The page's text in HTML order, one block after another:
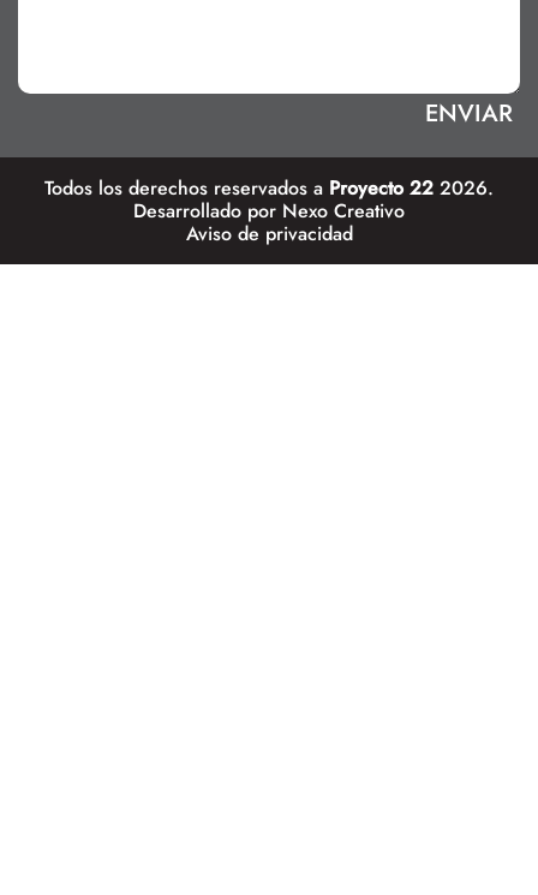
Todos los derechos reservados a Proyecto 22 2026.
Desarrollado por Nexo Creativo
Aviso de privacidad